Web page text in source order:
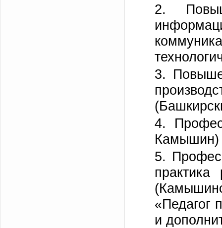
2.
3.
4.
Камышин)
5.
«Педагог
и